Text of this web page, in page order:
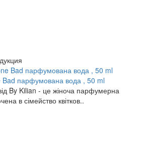
Bad парфумована вода , 50 ml
By Kilian - це жіноча парфумерна
в сімейство квітков..